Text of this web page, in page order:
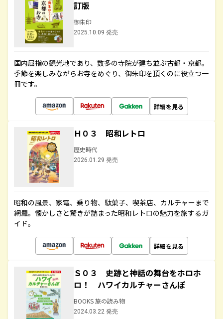
訂版
御朱印
2025.10.09 発売
国内屈指の観光地であり、数多の寺院が建ち並ぶ古都・京都。
季節を楽しみながらお寺をめぐり、御朱印を頂くのに役立つ一
冊です。
詳細を見る
Ｈ０３ 昭和レトロ
歴史時代
2026.01.29 発売
昭和の風景、家電、乗り物、駄菓子、喫茶店、カルチャーまで
網羅。懐かしさと驚きが詰まった昭和レトロの魅力を旅するガ
イド。
詳細を見る
Ｓ０３ 史跡と神話の舞台をホロホ
ロ！ ハワイカルチャーさんぽ
BOOKS 旅の読み物
2024.03.22 発売